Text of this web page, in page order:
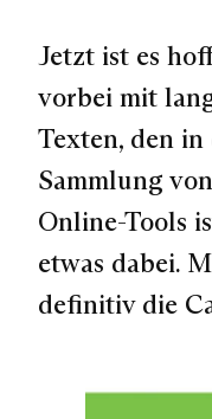
Jetzt ist es
vorbei mit
Texten, den in
Sammlung
Online-Tools
etwas dabei.
definitiv die